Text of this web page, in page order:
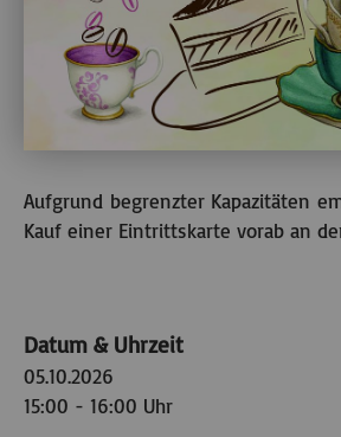
Datum & Uhrzeit
05.10.2026
15:00 - 16:00 Uhr
Aufgrund begrenzter Kapazitäten
Kauf einer Eintrittskarte vorab an